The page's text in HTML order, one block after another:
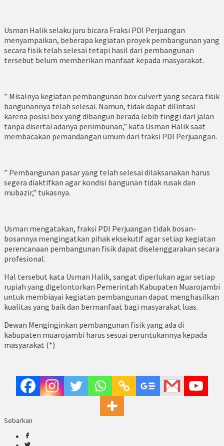
Usman Halik selaku juru bicara Fraksi PDI Perjuangan
menyampaikan, beberapa kegiatan proyek pembangunan yang
secara fisik telah selesai tetapi hasil dari pembangunan
tersebut belum memberikan manfaat kepada masyarakat.
” Misalnya kegiatan pembangunan box culvert yang secara fisik
bangunannya telah selesai. Namun, tidak dapat dilintasi
karena posisi box yang dibangun berada lebih tinggi dari jalan
tanpa disertai adanya penimbunan,” kata Usman Halik saat
membacakan pemandangan umum dari fraksi PDI Perjuangan.
” Pembangunan pasar yang telah selesai dilaksanakan harus
segera diaktifkan agar kondisi bangunan tidak rusak dan
mubazir,” tukasnya.
Usman mengatakan, fraksi PDI Perjuangan tidak bosan-
bosannya mengingatkan pihak eksekutif agar setiap kegiatan
perencanaan pembangunan fisik dapat diselenggarakan secara
profesional.
Hal tersebut kata Usman Halik, sangat diperlukan agar setiap
rupiah yang digelontorkan Pemerintah Kabupaten Muarojambi
untuk membiayai kegiatan pembangunan dapat menghasilkan
kualitas yang baik dan bermanfaat bagi masyarakat luas.
Dewan Menginginkan pembangunan fisik yang ada di
kabupaten muarojambi harus sesuai peruntukannya kepada
masyarakat (*)
Sebarkan